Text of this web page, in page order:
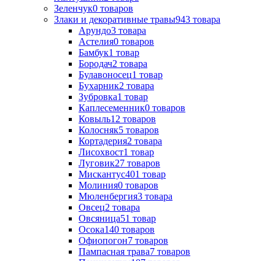
Зеленчук0 товаров
Злаки и декоративные травы943 товара
Арундо3 товара
Астелия0 товаров
Бамбук1 товар
Бородач2 товара
Булавоносец1 товар
Бухарник2 товара
Зубровка1 товар
Каплесеменник0 товаров
Ковыль12 товаров
Колосняк5 товаров
Кортадерия2 товара
Лисохвост1 товар
Луговик27 товаров
Мискантус401 товар
Молиния0 товаров
Мюленбергия3 товара
Овсец2 товара
Овсяница51 товар
Осока140 товаров
Офиопогон7 товаров
Пампасная трава7 товаров